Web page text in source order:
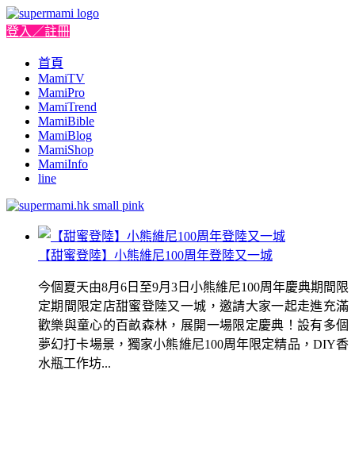
登入／註冊
首頁
MamiTV
MamiPro
MamiTrend
MamiBible
MamiBlog
MamiShop
MamiInfo
line
【甜蜜登陸】小熊維尼100周年登陸又一城
今個夏天由8月6日至9月3日小熊維尼100周年慶典期間限
定期間限定店甜蜜登陸又一城，邀請大家一起走進充滿
歡樂與童心的百畝森林，展開一場限定慶典！設有多個
夢幻打卡場景，獨家小熊維尼100周年限定精品，DIY香
水瓶工作坊...